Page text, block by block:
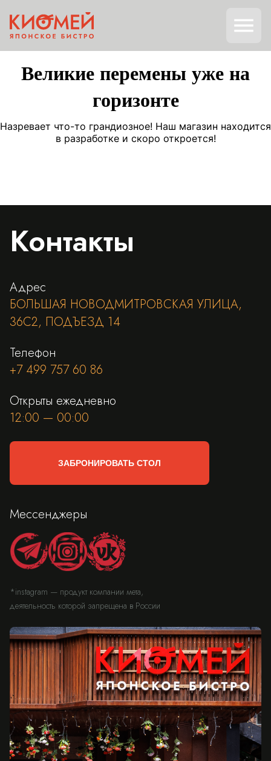
Великие перемены уже на
горизонте
Назревает что-то грандиозное! Наш магазин находится
в разработке и скоро откроется!
Контакты
Адрес
БОЛЬШАЯ НОВОДМИТРОВСКАЯ УЛИЦА,
36С2, ПОДЪЕЗД 14
Телефон
+7 499 757 60 86
Открыты ежедневно
12:00 — 00:00
ЗАБРОНИРОВАТЬ СТОЛ
Мессенджеры
*instagram — продукт компании мета,
деятельность которой запрещена в России